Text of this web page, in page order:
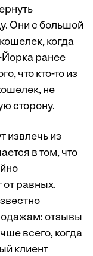
Они с большой
когда
Йорка ранее
что кто-то из
не
сторону.
извлечь из
в том, что
равных.
отзывы
всего, когда
клиент